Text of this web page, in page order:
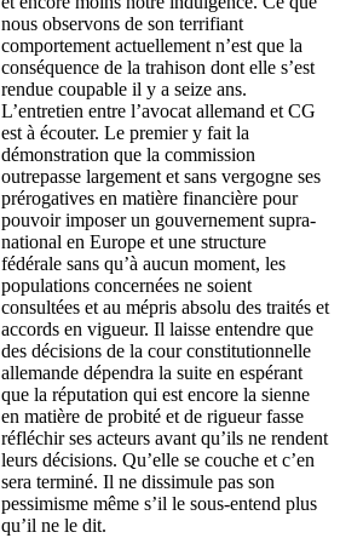
nous observons de son terrifiant
comportement actuellement n’est que la
conséquence de la trahison dont elle s’est
rendue coupable il y a seize ans.
L’entretien entre l’avocat allemand et CG
est à écouter. Le premier y fait la
démonstration que la commission
outrepasse largement et sans vergogne ses
prérogatives en matière financière pour
pouvoir imposer un gouvernement supra-
national en Europe et une structure
fédérale sans qu’à aucun moment, les
populations concernées ne soient
consultées et au mépris absolu des traités et
accords en vigueur. Il laisse entendre que
des décisions de la cour constitutionnelle
allemande dépendra la suite en espérant
que la réputation qui est encore la sienne
en matière de probité et de rigueur fasse
réfléchir ses acteurs avant qu’ils ne rendent
leurs décisions. Qu’elle se couche et c’en
sera terminé. Il ne dissimule pas son
pessimisme même s’il le sous-entend plus
qu’il ne le dit.